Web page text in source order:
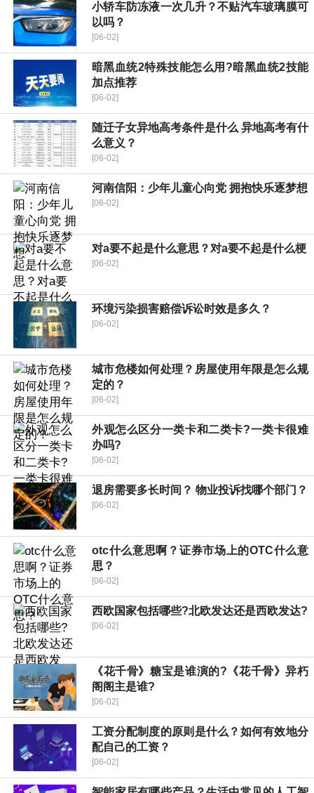
小轿车防冻液一次几升？不贴汽车玻璃膜可
以吗？
[06-02]
暗黑血统2特殊技能怎么用?暗黑血统2技能
加点推荐
[06-02]
随迁子女异地高考条件是什么 异地高考有什
么意义？
[06-02]
河南信阳：少年儿童心向党 拥抱快乐逐梦想
[06-02]
对a要不起是什么意思？对a要不起是什么梗
[06-02]
环境污染损害赔偿诉讼时效是多久？
[06-02]
城市危楼如何处理？房屋使用年限是怎么规
定的？
[06-02]
外观怎么区分一类卡和二类卡?一类卡很难
办吗?
[06-02]
退房需要多长时间？ 物业投诉找哪个部门？
[06-02]
otc什么意思啊？证券市场上的OTC什么意
思？
[06-02]
西欧国家包括哪些?北欧发达还是西欧发达?
[06-02]
《花千骨》糖宝是谁演的?《花千骨》异朽
阁阁主是谁?
[06-02]
工资分配制度的原则是什么？如何有效地分
配自己的工资？
[06-02]